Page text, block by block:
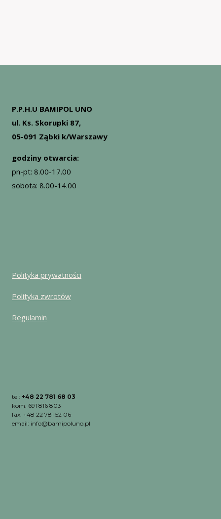
P.P.H.U BAMIPOL UNO
ul. Ks. Skorupki 87,
05-091 Ząbki k/Warszawy
godziny otwarcia:
pn-pt: 8.00-17.00
sobota: 8.00-14.00
Polityka prywatności
Polityka zwrotów
Regulamin
tel: +48 22 781 68 03
kom. 691 816 803
fax: +48 22 781 52 06
email: info@bamipoluno.pl